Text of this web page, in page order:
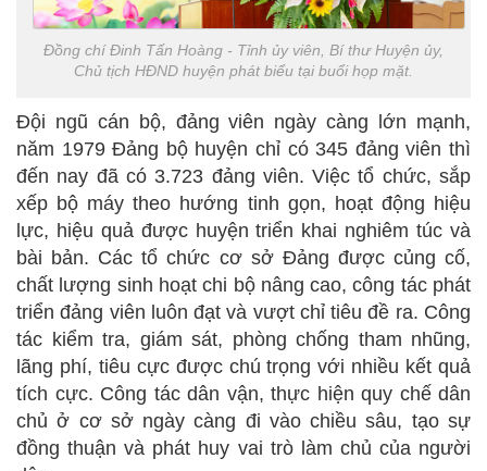
Đồng chí Đinh Tấn Hoàng - Tỉnh ủy viên, Bí thư Huyện ủy,
Chủ tịch HĐND huyện phát biểu tại buổi họp mặt.
Đội ngũ cán bộ, đảng viên ngày càng lớn mạnh,
năm 1979 Đảng bộ huyện chỉ có 345 đảng viên thì
đến nay đã có 3.723 đảng viên. Việc tổ chức, sắp
xếp bộ máy theo hướng tinh gọn, hoạt động hiệu
lực, hiệu quả được huyện triển khai nghiêm túc và
bài bản. Các tổ chức cơ sở Đảng được củng cố,
chất lượng sinh hoạt chi bộ nâng cao, công tác phát
triển đảng viên luôn đạt và vượt chỉ tiêu đề ra. Công
tác kiểm tra, giám sát, phòng chống tham nhũng,
lãng phí, tiêu cực được chú trọng với nhiều kết quả
tích cực. Công tác dân vận, thực hiện quy chế dân
chủ ở cơ sở ngày càng đi vào chiều sâu, tạo sự
đồng thuận và phát huy vai trò làm chủ của người